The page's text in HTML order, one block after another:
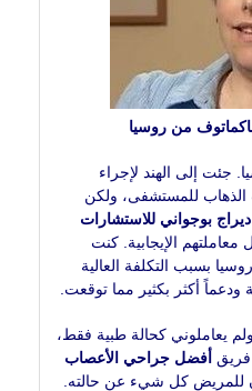
من روسيا
جئت إلى الهند لإجراء
الذهاب للمستشفى، ولكن
بوجواني للاستشارات
الإيجابية. كنت
بسبب التكلفة العالية
أكثر بكثير مما توقعت.
يعاملوني كحالة طبية فقط،
أفضل جراحي الأعصاب
للمريض كل شيء عن حالته.